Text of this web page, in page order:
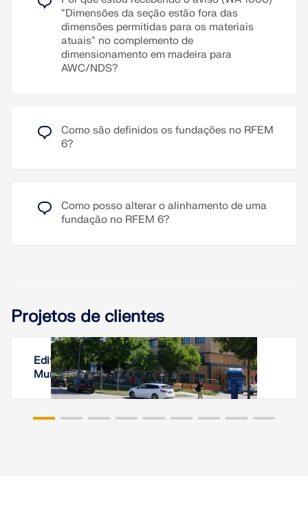
nele definidos são verificados. Os resultados das
utilizações podem ser visualizados, como
habitualmente, de forma gráfica ou nas
verificações detalhadas, assim como em
diagramas resultantes.
“Dimensões da seção estão fora das
dimensões permitidas para os materiais
atuais” no complemento de
dimensionamento em madeira para
AWC/NDS?
Como são definidos os fundações no RFEM
6?
Como posso alterar o alinhamento de uma
fundação no RFEM 6?
Projetos de clientes
Edifício de laboratório em Garching perto de
Munique, Alemanha